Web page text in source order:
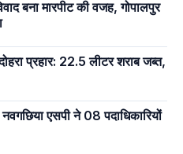
बना मारपीट की वजह, गोपालपुर
प्रहार: 22.5 लीटर शराब जब्त,
एसपी ने 08 पदाधिकारियों